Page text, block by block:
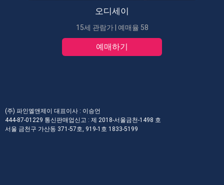
오디세이
15세 관람가 | 예매율 58
예매하기
(주) 파인엘앤제이 대표이사 : 이승언
444-87-01229 통신판매업신고 : 제 2018-서울금천-1498 호
서울 금천구 가산동 371-57호, 919-1호 1833-5199